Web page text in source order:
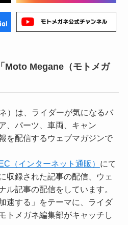
Moto Megane（モトメガ
）は、ライダーが気になるバ
、パーツ、車両、キャン
を配信するウェブマガジンで
（インターネット通販） にて
収録された記事の配信、ウェ
ル記事の配信をしています。
速する」をテーマに、ライダ
トメガネ編集部がキャッチし